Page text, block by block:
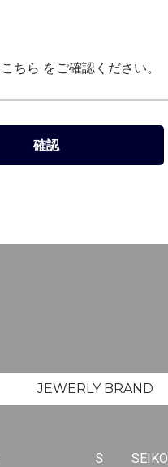
こちら をご確認ください。
JEWERLYBRAND
S SEIKO